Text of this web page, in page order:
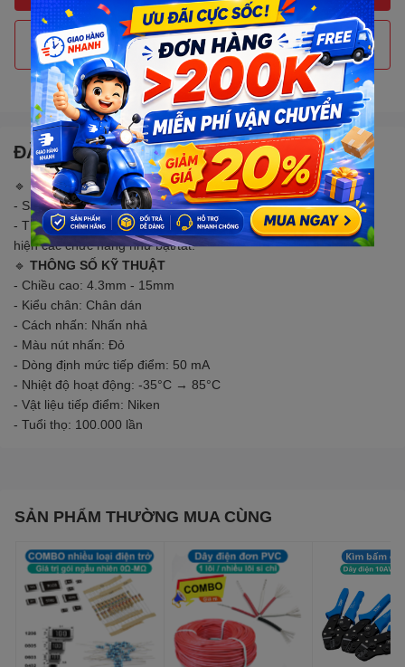
THÊM VÀO GIỎ HÀNG
Gọi đặt mua0907088123 (7:30 - 17:00)
ĐẶC ĐIỂM NỔI BẬT
🔹 MÔ TẢ SẢN PHẨM
- Sản phẩm nút nhấn kích thước 6x6mm với 4 chân dán.
- Thường được sử dụng trong các bảng mạch điện tử để thực
hiện các chức năng như bật/tắt.
🔹 THÔNG SỐ KỸ THUẬT
- Chiều cao: 4.3mm - 15mm
- Kiểu chân: Chân dán
- Cách nhấn: Nhấn nhả
- Màu nút nhấn: Đỏ
- Dòng định mức tiếp điểm: 50 mA
- Nhiệt độ hoạt động: -35°C → 85°C
- Vật liệu tiếp điểm: Niken
- Tuổi thọ: 100.000 lần
SẢN PHẨM THƯỜNG MUA CÙNG